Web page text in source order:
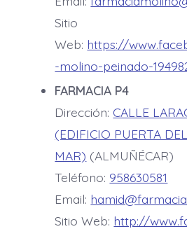
Sitio
Web: https://
-molino-peinado-
FARMACIA P4
Dirección: CALLE
(EDIFICIO PUERTA DEL
MAR) (ALMUÑÉCAR)
Teléfono: 958630581
Email:
Sitio Web: http://